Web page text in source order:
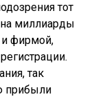
тот
миллиарды
фирмой,
так
прибыли